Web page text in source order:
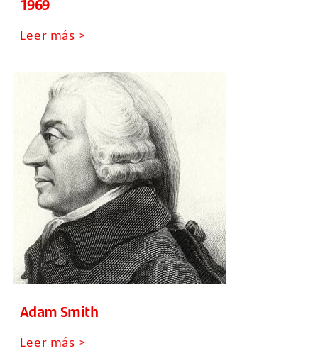
1969
Leer más >
Adam Smith
Leer más >